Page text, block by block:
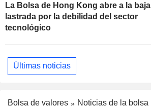
La Bolsa de Hong Kong abre a la baja
lastrada por la debilidad del sector
tecnológico
Últimas noticias
Bolsa de valores
Noticias de la bolsa